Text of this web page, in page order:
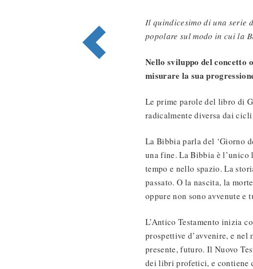
Il quindicesimo di una serie
popolare sul modo in cui la
Nello sviluppo del concetto
misurare la sua
Le prime parole del libro di
radicalmente diversa dai
La Bibbia parla del ‘Giorno
una fine. La Bibbia è
tempo e nello spazio. La
passato. O la nascita, la
oppure non sono avvenute e
L’Antico Testamento inizia
prospettive d’avvenire, e
presente, futuro. Il Nuovo
dei libri profetici, e contiene